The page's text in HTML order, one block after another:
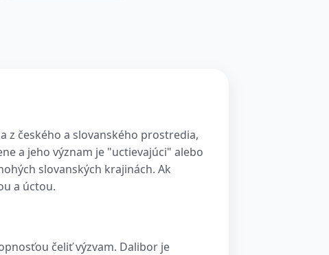
z českého a slovanského prostredia,
a jeho význam je "uctievajúci" alebo
slovanských krajinách. Ak
a úctou.
čeliť výzvam. Dalibor je